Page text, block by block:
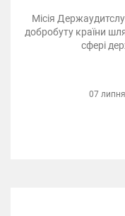
Місія
добробуту країни
сфері
07